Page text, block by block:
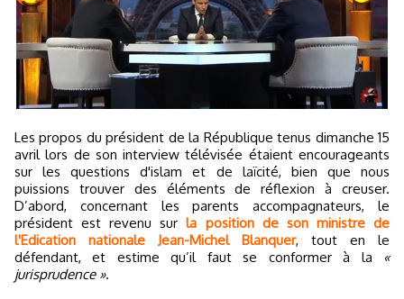
Les propos du président de la République tenus dimanche 15
avril lors de son interview télévisée étaient encourageants
sur les questions d'islam et de laïcité, bien que nous
puissions trouver des éléments de réflexion à creuser.
D’abord, concernant les parents accompagnateurs, le
président est revenu surla position de son ministre de
l'Edication nationale Jean-Michel Blanquer, tout en le
défendant, et estime qu’il faut se conformer à la
«
jurisprudence ».